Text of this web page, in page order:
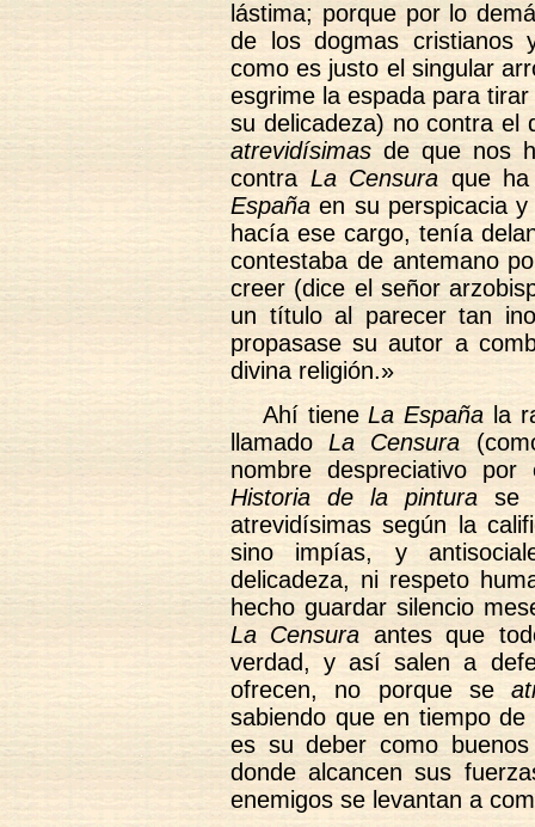
lástima; porque por lo
de los dogmas cristianos
como es justo el singular
esgrime la espada para
su delicadeza) no contra
atrevidísimas de que nos
contraLa Censura que
España en su perspicacia
hacía ese cargo, tenía
contestaba de antemano
creer (dice el señor
un título al parecer tan
propasase su autor a
divina religión.»
Ahí tieneLa España la
llamadoLa Censura
nombre despreciativo
Historia de la pintura se
atrevidísimas según la
sino impías, y
delicadeza, ni respeto
hecho guardar silencio
La Censura antes que
verdad, y así salen a
ofrecen, no porque se
sabiendo que en tiempo
es su deber como
donde alcancen sus
enemigos se levantan a